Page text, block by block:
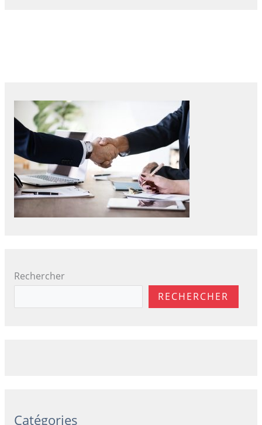
Rechercher
RECHERCHER
Catégories